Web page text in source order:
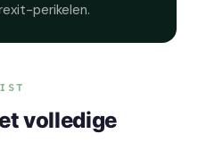
perikelen.
volledige